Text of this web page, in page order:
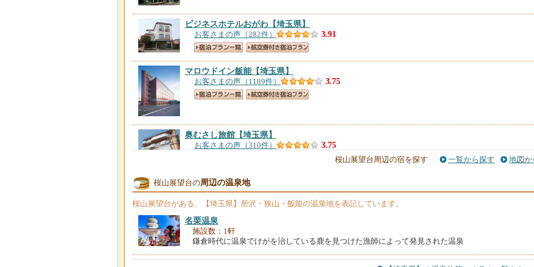
ビジネスホテルおがわ 【埼玉県】
お客さまの声（282件） 3.91
マロウドイン飯能【埼玉県】
お客さまの声（1189件） 3.75
奥むさし旅館 【埼玉県】
お客さまの声（310件） 3.75
入間第一ホテル【埼玉県】
お客さまの声（1086件）
【埼玉県】
お客さまの声（454件） 3.41
桜山展望台周辺の宿を探す 一覧から探す 地図か
桜山展望台の周辺の温泉地
桜山展望台がある、【埼玉県】所沢・狭山・飯能の温泉地を表記しています。
名栗温泉
施設数：1軒
鎌倉時代に温泉でけがを治している鹿を見つけた漁師によって発見された温泉